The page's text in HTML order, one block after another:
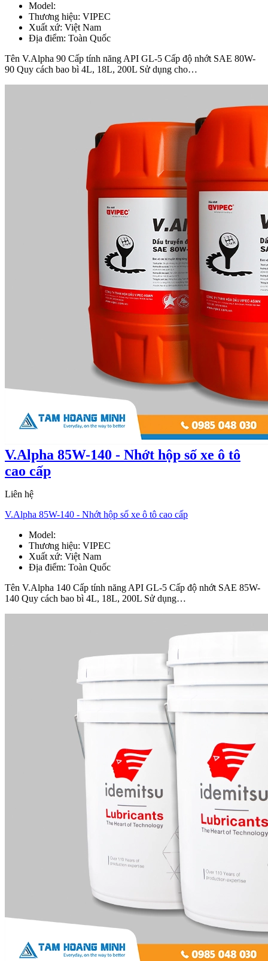
Model:
Thương hiệu: VIPEC
Xuất xứ: Việt Nam
Địa điểm: Toàn Quốc
Tên V.Alpha 90 Cấp tính năng API GL-5 Cấp độ nhớt SAE 80W-
90 Quy cách bao bì 4L, 18L, 200L Sử dụng cho…
V.Alpha 85W-140 - Nhớt hộp số xe ô tô
cao cấp
Liên hệ
V.Alpha 85W-140 - Nhớt hộp số xe ô tô cao cấp
Model:
Thương hiệu: VIPEC
Xuất xứ: Việt Nam
Địa điểm: Toàn Quốc
Tên V.Alpha 140 Cấp tính năng API GL-5 Cấp độ nhớt SAE 85W-
140 Quy cách bao bì 4L, 18L, 200L Sử dụng…